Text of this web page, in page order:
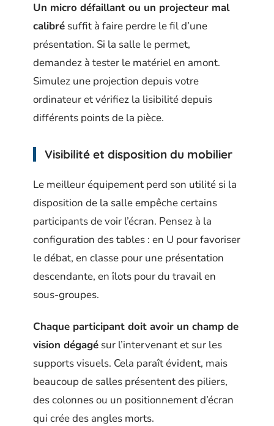
Un micro défaillant ou un projecteur mal
calibré suffit à faire perdre le fil d’une
présentation. Si la salle le permet,
demandez à tester le matériel en amont.
Simulez une projection depuis votre
ordinateur et vérifiez la lisibilité depuis
différents points de la pièce.
Visibilité et disposition du mobilier
Le meilleur équipement perd son utilité si la
disposition de la salle empêche certains
participants de voir l’écran. Pensez à la
configuration des tables : en U pour favoriser
le débat, en classe pour une présentation
descendante, en îlots pour du travail en
sous-groupes.
Chaque participant doit avoir un champ de
vision dégagé sur l’intervenant et sur les
supports visuels. Cela paraît évident, mais
beaucoup de salles présentent des piliers,
des colonnes ou un positionnement d’écran
qui crée des angles morts.